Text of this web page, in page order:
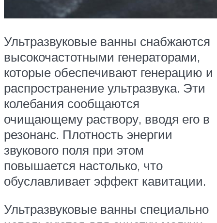
Ультразвуковые ванны снабжаются
высокочастотными генераторами,
которые обеспечивают генерацию и
распространение ультразвука. Эти
колебания сообщаются
очищающему раствору, вводя его в
резонанс. Плотность энергии
звукового поля при этом
повышается настолько, что
обуславливает эффект кавитации.
Ультразвуковые ванны специально